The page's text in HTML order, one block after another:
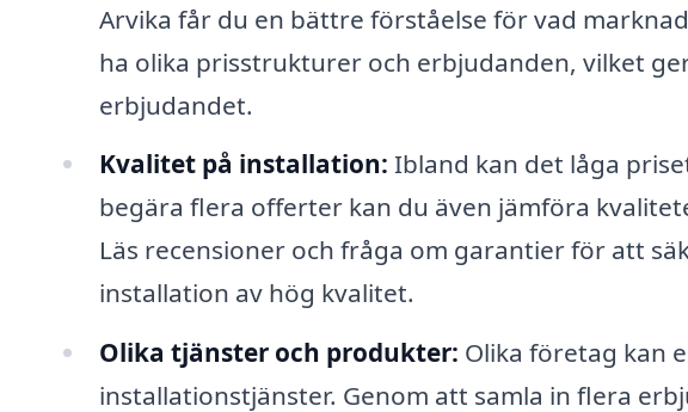
Arvika får du en bättre förståelse för vad
ha olika prisstrukturer och erbjudanden, vilket
erbjudandet.
Kvalitet på installation: Ibland kan det låga
begära flera offerter kan du även jämföra
Läs recensioner och fråga om garantier för att
installation av hög kvalitet.
Olika tjänster och produkter: Olika företag kan
installationstjänster. Genom att samla in flera